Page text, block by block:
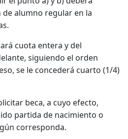
alumno regular en la
cuota entera y del
siguiendo el orden
se le concederá cuarto (1/4)
beca, a cuyo efecto,
partida de nacimiento o
corresponda.